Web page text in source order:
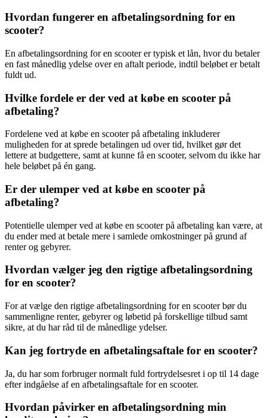
Hvordan fungerer en afbetalingsordning for en
scooter?
En afbetalingsordning for en scooter er typisk et lån, hvor du betaler
en fast månedlig ydelse over en aftalt periode, indtil beløbet er betalt
fuldt ud.
Hvilke fordele er der ved at købe en scooter på
afbetaling?
Fordelene ved at købe en scooter på afbetaling inkluderer
muligheden for at sprede betalingen ud over tid, hvilket gør det
lettere at budgettere, samt at kunne få en scooter, selvom du ikke har
hele beløbet på én gang.
Er der ulemper ved at købe en scooter på
afbetaling?
Potentielle ulemper ved at købe en scooter på afbetaling kan være, at
du ender med at betale mere i samlede omkostninger på grund af
renter og gebyrer.
Hvordan vælger jeg den rigtige afbetalingsordning
for en scooter?
For at vælge den rigtige afbetalingsordning for en scooter bør du
sammenligne renter, gebyrer og løbetid på forskellige tilbud samt
sikre, at du har råd til de månedlige ydelser.
Kan jeg fortryde en afbetalingsaftale for en scooter?
Ja, du har som forbruger normalt fuld fortrydelsesret i op til 14 dage
efter indgåelse af en afbetalingsaftale for en scooter.
Hvordan påvirker en afbetalingsordning min